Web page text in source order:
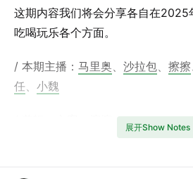
这期内容我们将会分享各自在2025
吃喝玩乐各个方面。
/ 本期主播： 马里奥、 沙拉包、 擦擦
任、 小魏
展开Show Notes